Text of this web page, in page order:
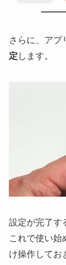
さらに、アプ
定 します。
設定が完了す
これで使い始
け操作してお